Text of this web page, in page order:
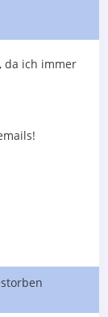
da ich immer